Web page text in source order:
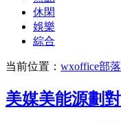
休閑
娛樂
綜合
当前位置： wxoffice部
美媒美能源劃